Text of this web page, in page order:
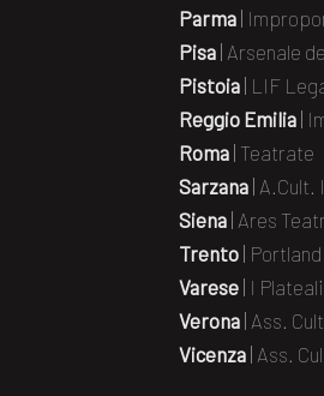
Parma |
Pisa | Arsenale
Pistoia | LIF
Reggio Emilia |
Roma | Teatrate
Sarzana | A.Cult.
Siena | Ares
Trento | Portland
Varese | I Plateali
Verona | Ass.
Vicenza | Ass.